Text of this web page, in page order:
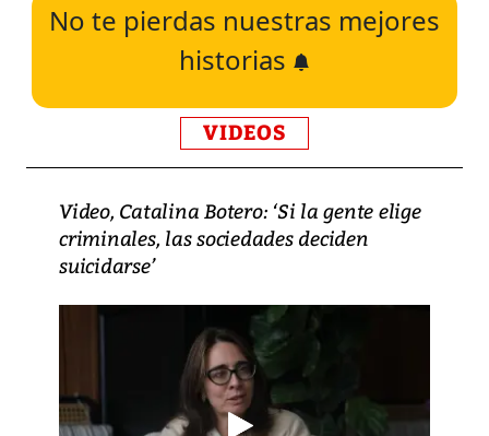
No te pierdas nuestras mejores
historias
VIDEOS
Video, Catalina Botero: ‘Si la gente elige
criminales, las sociedades deciden
suicidarse’